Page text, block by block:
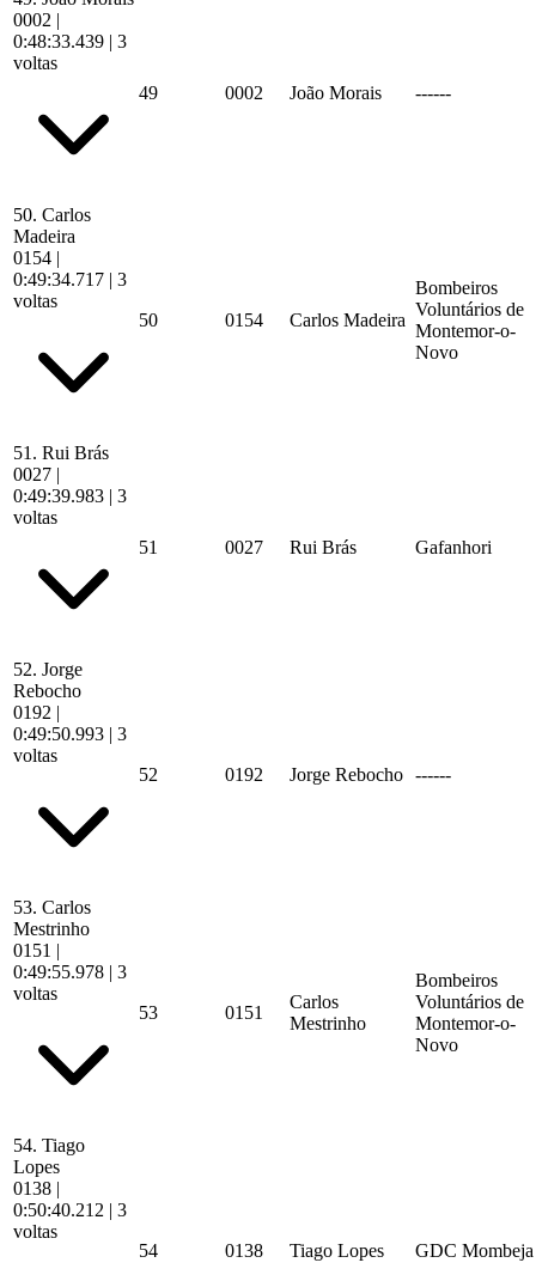
0002 |
0:48:33.439 | 3
voltas
49
0002 João Morais ------
50. Carlos
Madeira
0154 |
0:49:34.717 | 3
voltas
50
0154 Carlos Madeira
Bombeiros
Voluntários de
Montemor-o-
Novo
51. Rui Brás
0027 |
0:49:39.983 | 3
voltas
51
0027 Rui Brás Gafanhori
52. Jorge
Rebocho
0192 |
0:49:50.993 | 3
voltas
52
0192 Jorge Rebocho ------
53. Carlos
Mestrinho
0151 |
0:49:55.978 | 3
voltas
53
0151
Carlos
Mestrinho
Bombeiros
Voluntários de
Montemor-o-
Novo
54. Tiago
Lopes
0138 |
0:50:40.212 | 3
voltas
54
0138 Tiago Lopes GDC Mombeja